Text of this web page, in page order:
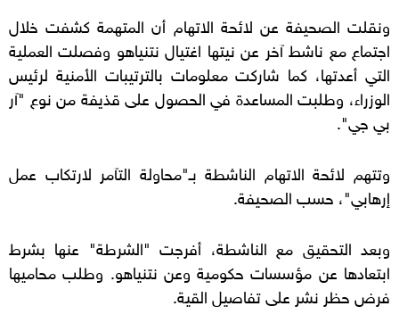
ونقلت الصحيفة عن لائحة الاتهام أن المتهمة كشفت خلال
اجتماع مع ناشط آخر عن نيتها اغتيال نتنياهو وفصلت العملية
التي أعدتها، كما شاركت معلومات بالترتيبات الأمنية لرئيس
الوزراء، وطلبت المساعدة في الحصول على قذيفة من نوع "آر
بي جي".
وتتهم لائحة الاتهام الناشطة بـ"محاولة التآمر لارتكاب عمل
إرهابي"، حسب الصحيفة.
وبعد التحقيق مع الناشطة، أفرجت "الشرطة" عنها بشرط
ابتعادها عن مؤسسات حكومية وعن نتنياهو. وطلب محاميها
فرض حظر نشر على تفاصيل القية.